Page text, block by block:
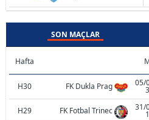
SON MAÇLAR
Hafta
H30 FK Dukla Prag 05/
H29 FK Fotbal Trinec 31/